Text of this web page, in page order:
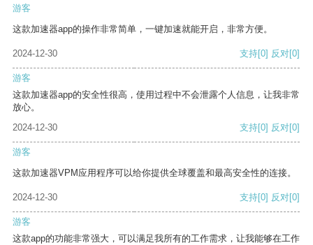
游客
这款加速器app的操作非常简单，一键加速就能开启，非常方便。
2024-12-30 支持[0] 反对[0]
游客
这款加速器app的安全性很高，使用过程中不会泄露个人信息，让我非常
放心。
2024-12-30
支持[0] 反对[0]
游客
这款加速器VPM应用程序可以给你提供全球覆盖和最高安全性的连接。
2024-12-30 支持[0] 反对[0]
游客
这款app的功能非常强大，可以满足我所有的工作需求，让我能够在工作